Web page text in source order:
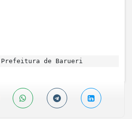
Prefeitura de Barueri